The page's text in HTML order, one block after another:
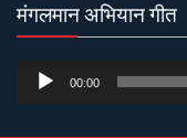
मंगलमान अभियान गीत
Audio
00:00